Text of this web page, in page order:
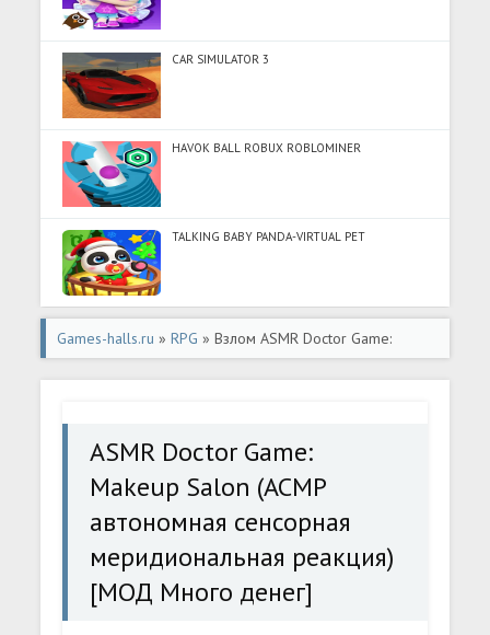
CAR SIMULATOR 3
HAVOK BALL ROBUX ROBLOMINER
TALKING BABY PANDA-VIRTUAL PET
Games-halls.ru »RPG » Взлом ASMR Doctor Game:
Makeup Salon (АСМР автономная сенсорная
последняя версия apk на Андроид
ASMR Doctor Game:
Makeup Salon (АСМР
автономная сенсорная
меридиональная реакция)
[МОД Много денег]